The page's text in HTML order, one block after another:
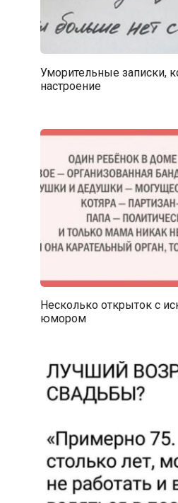
Уморительные записки,
настроение
Несколько открыток с
юмором